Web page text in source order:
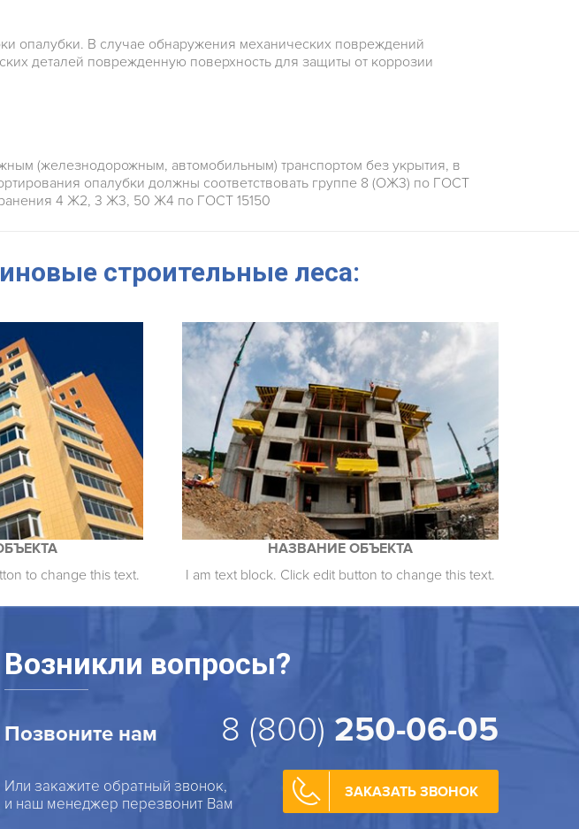
опалубки. В случае обнаружения механических повреждений
деталей поврежденную поверхность для защиты от коррозии
(железнодорожным, автомобильным) транспортом без укрытия, в
опалубки должны соответствовать группе 8 (ОЖ3) по ГОСТ
4 Ж2, 3 Ж3, 50 Ж4 по ГОСТ 15150
строительные леса:
to change this text.
НАЗВАНИЕ ОБЪЕКТА
I am text block. Click edit button to change this text.
Возникли вопросы?
Позвоните нам 8 (800) 250-06-05
Или закажите обратный звонок,
и наш менеджер перезвонит Вам
ЗАКАЗАТЬ ЗВОНОК